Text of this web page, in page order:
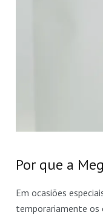
Por que a
Em ocasiões
temporariamente os